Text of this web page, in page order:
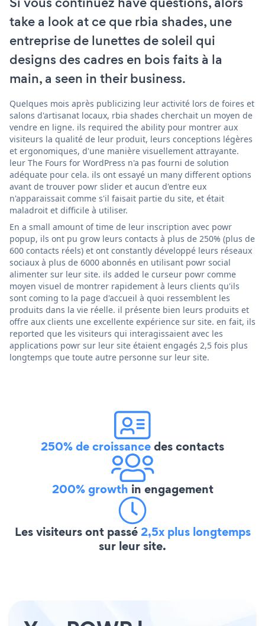
take a look at ce que rbia shades, une
entreprise de lunettes de soleil qui
designs des cadres en bois faits à la
main, a seen in their business.
Quelques mois après publicizing leur activité lors de foires et
salons d'artisanat locaux, rbia shades cherchait un moyen de
vendre en ligne. ils required the ability pour montrer aux
visiteurs la qualité de leur produit, leurs conceptions légères
et ergonomiques, d'une manière visuellement attrayante.
leur The Fours for WordPress n'a pas fourni de solution
adéquate pour cela. ils ont essayé un many different options
avant de trouver powr slider et aucun d'entre eux
n'apparaissait comme s'il faisait partie du site, et était
maladroit et difficile à utiliser.
En a small amount of time de leur inscription avec powr
popup, ils ont pu grow leurs contacts à plus de 250% (plus de
600 contacts réels) et ont constantly développé leurs réseaux
sociaux à plus de 6000 abonnés en utilisant powr social
alimenter sur leur site. ils added le curseur powr comme
moyen visuel de montrer rapidement à leurs clients qu'ils
sont coming to la page d'accueil à quoi ressemblent les
produits dans la vie réelle. il présente bien leurs produits et
offre aux clients une excellente expérience sur site. en fait, ils
reported que les visiteurs qui interagissaient avec les
applications powr sur leur site étaient engagés 2,5 fois plus
longtemps que toute autre personne sur leur site.
250% de croissancedes contacts
200% growth in engagement
Les visiteurs ont passé2,5x plus longtemps
sur leur site.